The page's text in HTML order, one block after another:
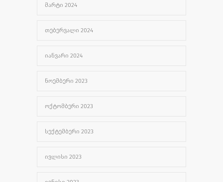
ᲛᲐᲠᲢᲘ 2024
ᲗᲔᲑᲔᲠᲕᲐᲚᲘ 2024
ᲘᲐᲜᲕᲐᲠᲘ 2024
ᲜᲝᲔᲛᲑᲔᲠᲘ 2023
ᲝᲥᲢᲝᲛᲑᲔᲠᲘ 2023
ᲡᲔᲥᲢᲔᲛᲑᲔᲠᲘ 2023
ᲘᲕᲚᲘᲡᲘ 2023